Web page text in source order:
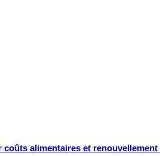
coûts alimentaires et